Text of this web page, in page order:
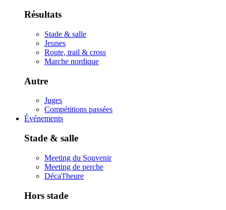
Résultats
Stade & salle
Jeunes
Route, trail & cross
Marche nordique
Autre
Juges
Compétitions passées
Événements
Stade & salle
Meeting du Souvenir
Meeting de perche
Déca'l'heure
Hors stade